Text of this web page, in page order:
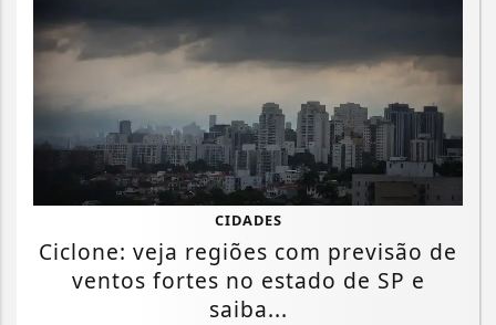
CIDADES
Ciclone: veja regiões com previsão de
ventos fortes no estado de SP e
saiba...